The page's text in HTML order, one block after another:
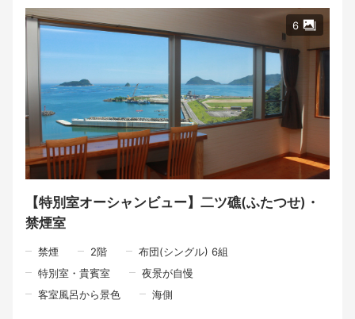
・地酒
・宮崎焼酎
・生ビール／瓶ビール
こちらのプランでは、北浦の海で育まれた旬の魚介と、宮崎の豊
かな大地が育てた食材を使った「海幸山幸料理」をご用意してお
ります。
目の前の海から届く恵み、そして山の恵み。その時季に一番美味
しいものを選び、一皿一皿に心を込めて仕立てています。
きをお楽しみください。
\\\全10品 北浦の海と宮崎の恵みを味わう「海幸山幸料理」///
一皿の料理は、旅の記憶になる。
私たちは、旅の記憶に残るのは、ただ「何を食べたか」だけでは
「誰と、どんな場所で食事の時間を過ごしたか」。
6
【特別室オーシャンビュー】二ツ礁(ふたつせ)・
禁煙室
禁煙 2階
布団(シングル) 6組
特別室・貴賓室
夜景が自慢
客室風呂から景色
海側